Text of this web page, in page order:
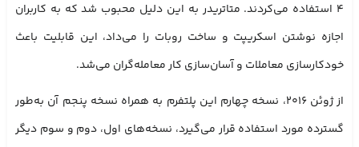
۴ استفاده می‌کردند. متاتریدر به این دلیل محبوب شد که به کاربران
اجازه نوشتن اسکریپت و ساخت روبات را می‌داد، این قابلیت باعث
خودکارسازی معاملات و آسان‌سازی کار معامله‌گران می‌شد.
از ژوئن ۲۰۱۶، نسخه چهارم این پلتفرم به همراه نسخه پنجم آن به‌طور
گسترده مورد استفاده قرار می‌گیرد، نسخه‌های اول، دوم و سوم دیگر